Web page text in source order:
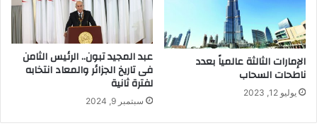
الإمارات الثالثة عالمياً بعدد
ناطحات السحاب
يوليو 12, 2023
عبد المجيد تبون.. الرئيس الثامن
فى تاريخ الجزائر والمعاد انتخابه
لفترة ثانية
سبتمبر 9, 2024